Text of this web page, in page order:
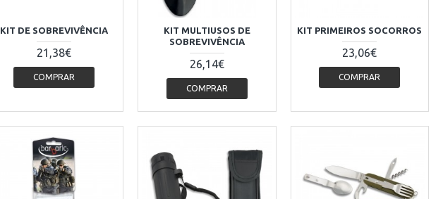
KIT DE SOBREVIVÊNCIA
21,38€
COMPRAR
KIT MULTIUSOS DE
SOBREVIVÊNCIA
26,14€
COMPRAR
KIT PRIMEIROS SOCORROS
23,06€
COMPRAR